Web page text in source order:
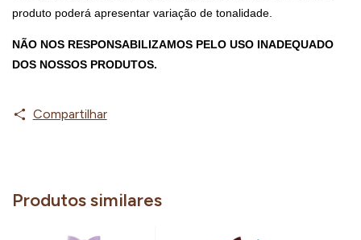
produto poderá apresentar variação de tonalidade.
NÃO NOS RESPONSABILIZAMOS PELO USO INADEQUADO
DOS NOSSOS PRODUTOS.
Compartilhar
Produtos similares